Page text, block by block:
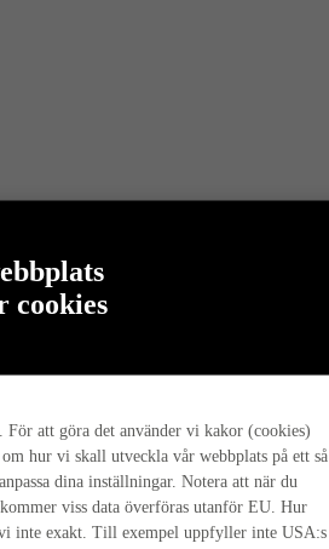
cookies
att göra det använder vi kakor (cookies)
hur vi skall utveckla vår webbplats på ett så
dina inställningar. Notera att när du
viss data överföras utanför EU. Hur
inte exakt. Till exempel uppfyller inte USA:s
och hur hela husresan går till hos oss.